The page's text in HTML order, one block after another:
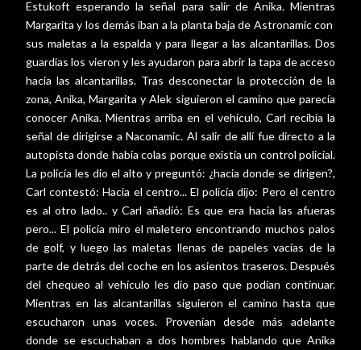
Estukoft esperando la señal para salir de Anika. Mientras
Margarita y los demás iban a la planta baja de Astronamic con
sus maletas a la espalda y para llegar a las alcantarillas. Dos
guardias los vieron y les ayudaron para abrir la tapa de acceso
hacia las alcantarillas. Tras desconectar la protección de la
zona, Anika, Margarita y Alek siguieron el camino que parecía
conocer Anika. Mientras arriba en el vehículo, Carl recibía la
señal de dirigirse a Naconamic. Al salir de allí fue directo a la
autopista donde había colas porque existía un control policial.
La policía les dio el alto y preguntó: ¿hacia donde se dirigen?,
Carl contestó: Hacia el centro... El policía dijo: Pero el centro
es al otro lado.. y Carl añadió: Es que era hacia las afueras
pero... El policía miro el maletero encontrando muchos palos
de golf, y luego las maletas llenas de papeles vacías de la
parte de detrás del coche en los asientos traseros. Después
del chequeo al vehículo les dio paso que podían continuar.
Mientras en las alcantarillas siguieron el camino hasta que
escucharon unas voces. Provenían desde más adelante
donde se escuchaban a dos hombres hablando que Anika